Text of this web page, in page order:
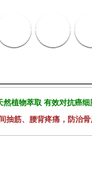
植物萃取 有效对抗癌细
抽筋、腰背疼痛，防治